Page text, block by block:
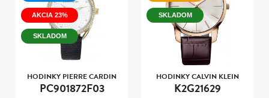
AKCIA 23%
SKLADOM
HODINKY PIERRE CARDIN
PC901872F03
SKLADOM
HODINKY CALVIN KLEIN
K2G21629